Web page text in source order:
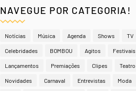
NAVEGUE POR CATEGORIA!
Notícias Música Agenda Shows TV
Celebridades BOMBOU Agitos Festivais
Lançamentos Premiações Clipes Teatro
Novidades Carnaval Entrevistas Moda